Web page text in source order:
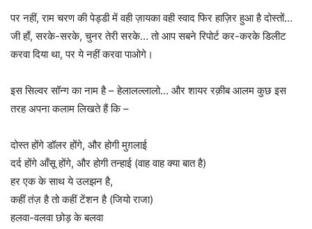
पर नहीं, राम चरण की पेड्डी में वही ज़ायका वही स्वाद फिर हाज़िर हुआ है दोस्तों…
जी हाँ, सरके-सरके, चुनर तेरी सरके… तो आप सबने रिपोर्ट कर-करके डिलीट
करवा दिया था, पर ये नहीं करवा पाओगे।
इस सिल्वर सॉन्ग का नाम है – हेलालल्लालो… और शायर रक़ीब आलम कुछ इस
तरह अपना कलाम लिखते हैं कि –
दोस्त होंगे डॉलर होंगे, और होगी मुग़लाई
दर्द होंगे आँसू होंगे, और होगी तन्हाई (वाह वाह क्या बात है)
हर एक के साथ ये उलझन है,
कहीं तंज़ है तो कहीं टेंशन है (जियो राजा)
हलवा-वलवा छोड़ के बलवा